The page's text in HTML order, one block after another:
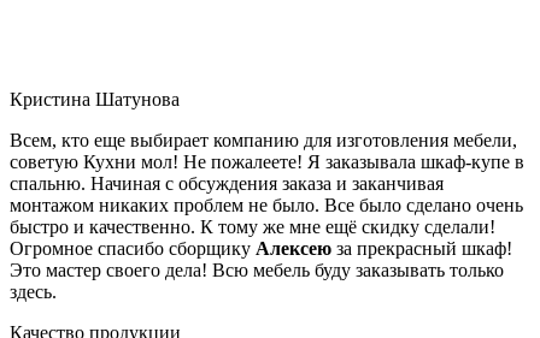
Кристина Шатунова
Всем, кто еще выбирает компанию для изготовления мебели,
советую Кухни мол! Не пожалеете! Я заказывала шкаф-купе в
спальню. Начиная с обсуждения заказа и заканчивая
монтажом никаких проблем не было. Все было сделано очень
быстро и качественно. К тому же мне ещё скидку сделали!
Огромное спасибо сборщику Алексею за прекрасный шкаф!
Это мастер своего дела! Всю мебель буду заказывать только
здесь.
Качество продукции